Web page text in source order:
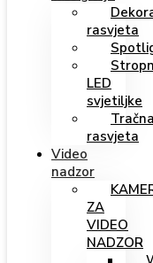
rasvjeta
LED
svjetiljke
Tračna
rasvjeta
Video
nadzor
ZA
VIDEO
NADZOR